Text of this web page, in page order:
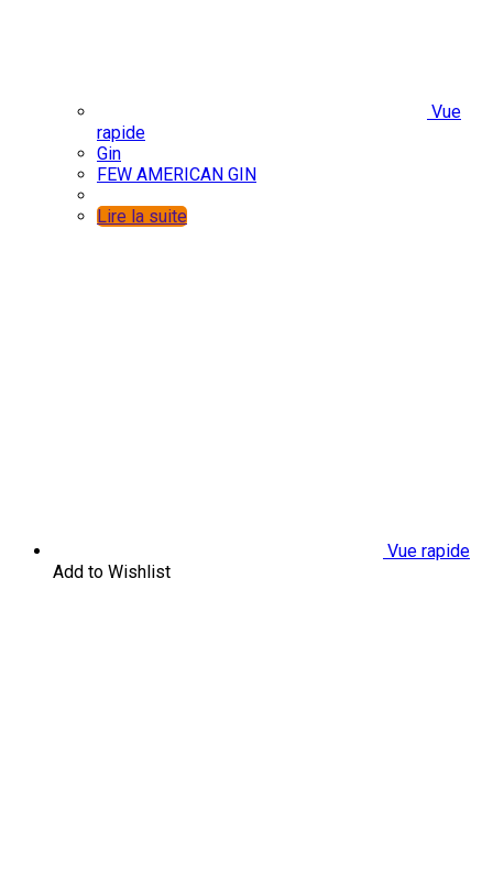
Vue
rapide
Gin
FEW AMERICAN GIN
Lire la suite
Vue rapide
Add to Wishlist